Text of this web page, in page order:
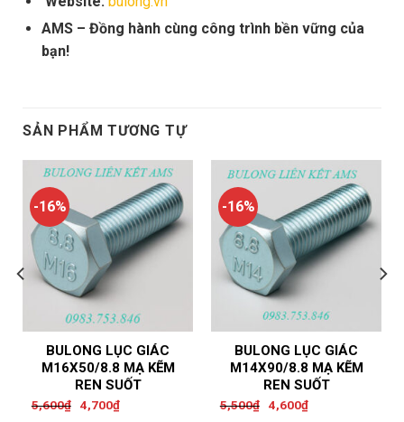
AMS – Đồng hành cùng công trình bền vững của
bạn!
SẢN PHẨM TƯƠNG TỰ
-16%
BULONG LỤC GIÁC
M16X50/8.8 MẠ KẼM
REN SUỐT
5,600₫
Original
4,700₫
Current
BULONG LỤC GIÁC
M14X90/8.8 MẠ KẼM
REN SUỐT
5,500₫
Original
4,600₫
Current
-16%